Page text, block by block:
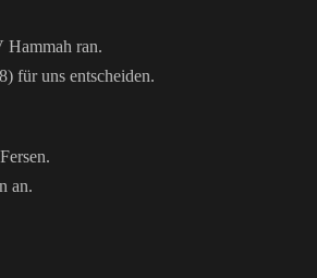
Hammah ran.
für uns entscheiden.
an.